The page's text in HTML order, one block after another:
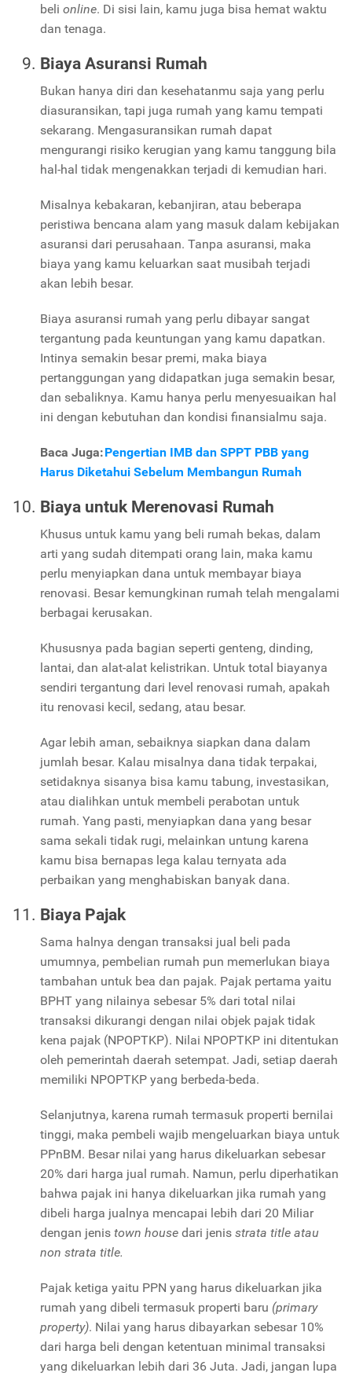
beli online. Di sisi lain, kamu juga bisa hemat waktu
dan tenaga.
Biaya Asuransi Rumah
Bukan hanya diri dan kesehatanmu saja yang perlu
diasuransikan, tapi juga rumah yang kamu tempati
sekarang. Mengasuransikan rumah dapat
mengurangi risiko kerugian yang kamu tanggung bila
hal-hal tidak mengenakkan terjadi di kemudian hari.
Misalnya kebakaran, kebanjiran, atau beberapa
peristiwa bencana alam yang masuk dalam kebijakan
asuransi dari perusahaan. Tanpa asuransi, maka
biaya yang kamu keluarkan saat musibah terjadi
akan lebih besar.
Biaya asuransi rumah yang perlu dibayar sangat
tergantung pada keuntungan yang kamu dapatkan.
Intinya semakin besar premi, maka biaya
pertanggungan yang didapatkan juga semakin besar,
dan sebaliknya. Kamu hanya perlu menyesuaikan hal
ini dengan kebutuhan dan kondisi finansialmu saja.
Baca Juga:Pengertian IMB dan SPPT PBB yang
Harus Diketahui Sebelum Membangun Rumah
Biaya untuk Merenovasi Rumah
Khusus untuk kamu yang beli rumah bekas, dalam
arti yang sudah ditempati orang lain, maka kamu
perlu menyiapkan dana untuk membayar biaya
renovasi. Besar kemungkinan rumah telah mengalami
berbagai kerusakan.
Khususnya pada bagian seperti genteng, dinding,
lantai, dan alat-alat kelistrikan. Untuk total biayanya
sendiri tergantung dari level renovasi rumah, apakah
itu renovasi kecil, sedang, atau besar.
Agar lebih aman, sebaiknya siapkan dana dalam
jumlah besar. Kalau misalnya dana tidak terpakai,
setidaknya sisanya bisa kamu tabung, investasikan,
atau dialihkan untuk membeli perabotan untuk
rumah. Yang pasti, menyiapkan dana yang besar
sama sekali tidak rugi, melainkan untung karena
kamu bisa bernapas lega kalau ternyata ada
perbaikan yang menghabiskan banyak dana.
Biaya Pajak
Sama halnya dengan transaksi jual beli pada
umumnya, pembelian rumah pun memerlukan biaya
tambahan untuk bea dan pajak. Pajak pertama yaitu
BPHT yang nilainya sebesar 5% dari total nilai
transaksi dikurangi dengan nilai objek pajak tidak
kena pajak (NPOPTKP). Nilai NPOPTKP ini ditentukan
oleh pemerintah daerah setempat. Jadi, setiap daerah
memiliki NPOPTKP yang berbeda-beda.
Selanjutnya, karena rumah termasuk properti bernilai
tinggi, maka pembeli wajib mengeluarkan biaya untuk
PPnBM. Besar nilai yang harus dikeluarkan sebesar
20% dari harga jual rumah. Namun, perlu diperhatikan
bahwa pajak ini hanya dikeluarkan jika rumah yang
dibeli harga jualnya mencapai lebih dari 20 Miliar
dengan jenis town house dari jenis strata title atau
non strata title.
Pajak ketiga yaitu PPN yang harus dikeluarkan jika
rumah yang dibeli termasuk properti baru (primary
property). Nilai yang harus dibayarkan sebesar 10%
dari harga beli dengan ketentuan minimal transaksi
yang dikeluarkan lebih dari 36 Juta. Jadi, jangan lupa